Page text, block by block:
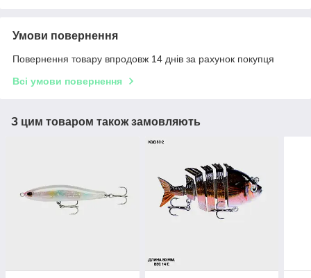
Умови повернення
Повернення товару впродовж 14 днів за рахунок покупця
Всі умови повернення
З цим товаром також замовляють